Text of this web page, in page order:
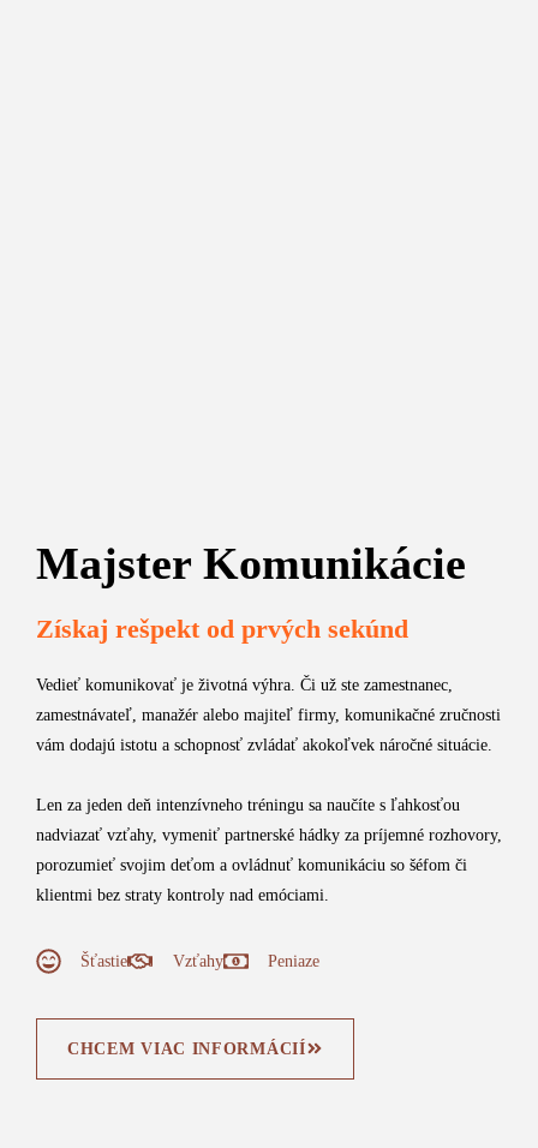
Majster Komunikácie
Získaj rešpekt od prvých sekúnd
Vedieť komunikovať je životná výhra. Či už ste zamestnanec,
zamestnávateľ, manažér alebo majiteľ firmy, komunikačné zručnosti
vám dodajú istotu a schopnosť zvládať akokoľvek náročné situácie.
Len za jeden deň intenzívneho tréningu sa naučíte s ľahkosťou
nadviazať vzťahy, vymeniť partnerské hádky za príjemné rozhovory,
porozumieť svojim deťom a ovládnuť komunikáciu so šéfom či
klientmi bez straty kontroly nad emóciami.
Šťastie Vzťahy Peniaze
CHCEM VIAC INFORMÁCIÍ